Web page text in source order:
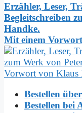
Erzähler, Leser,
Begleitschreiben
Handke.
Mit einem
Bestellen
Bestellen bei